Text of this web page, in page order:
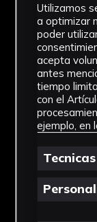
Utilizamos
a optimizar
poder
acepta
antes
tiempo
con el
ejemplo, en
Tecnicas